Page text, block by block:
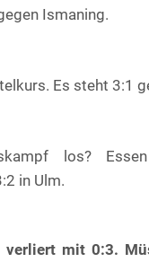
Ismaning.
Es steht 3:1
los?
in Ulm.
verliert mit 0:3.